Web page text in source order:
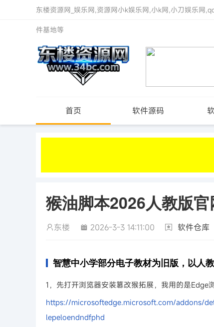
东楼资源网_娱乐网,资源网小k娱乐网,小k网,小刀娱乐网
件基地等
首页 软件源码
猴油脚本2026人教版
东楼 2026-3-3 14:11:00 软件仓库
智慧中小学部分电子教材为旧版，以人
1，先打开浏览器安装篡改猴拓展，我用的是Edge
https://microsoftedge.microsoft.com/addons/
lepeloendndfphd